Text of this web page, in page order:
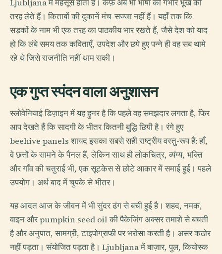
Ljubljana में महसूस होता है। कैफ़े अब भी भाषा को गंभीर भूख की
तरह लेते हैं। किताबों की दुकानें मंच-सज्जा नहीं हैं। यहाँ तक कि
सड़कों के नाम भी एक तरह का पाठकीय भार रखते हैं, जैसे देश को याद
हो कि लंबे समय तक कविताएँ, उपदेश और छपे हुए पन्ने ही वह सब थामे
रहे थे जिसे राजनीति नहीं थाम सकी।
एक गुप्त स्पंदन वाला अनुशासन
स्लोवेनियाई डिज़ाइन में यह हुनर है कि पहले वह समझदार लगता है, फिर
आप देखते हैं कि सादगी के भीतर कितनी बुद्धि छिपी है। रंगे हुए
beehive panels शायद इसका सबसे सही राष्ट्रीय वस्तु-रूप हैं: हाँ,
वे छत्तों के सामने के पैनल हैं, लेकिन साथ ही लोकचित्र, व्यंग्य, भक्ति
और गाँव की चतुराई भी, एक सूटकेस से छोटे आकार में समाई हुई। पहले
उपयोग। अर्थ बाद में चुपके से भीतर।
यह आदत आज के जीवन में भी सुंदर ढंग से बची हुई है। शहद, नमक,
वाइन और pumpkin seed oil की पैकेजिंग अक्सर तमाशे से बचती
है और अनुपात, सामग्री, टाइपोग्राफी पर भरोसा करती है। असर कठोर
नहीं पड़ता। संयोजित पड़ता है। Ljubljana में बाज़ार, पुल, कियोस्क